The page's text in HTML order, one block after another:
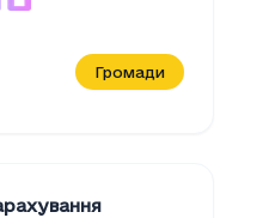
Громади